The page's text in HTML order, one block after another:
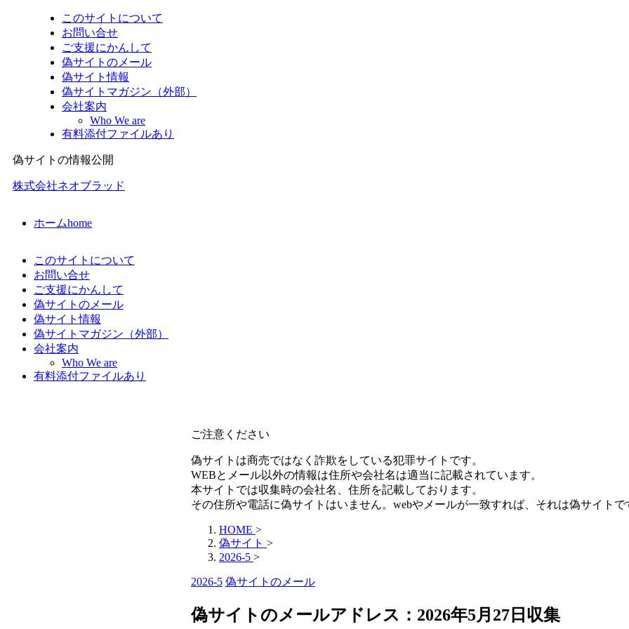
このサイトについて
お問い合せ
ご支援にかんして
偽サイトのメール
偽サイト情報
偽サイトマガジン（外部）
会社案内
Who We are
有料添付ファイルあり
偽サイトの情報公開
株式会社ネオブラッド
ホームhome
このサイトについて
お問い合せ
ご支援にかんして
偽サイトのメール
偽サイト情報
偽サイトマガジン（外部）
会社案内
Who We are
有料添付ファイルあり
ご注意ください
偽サイトは商売ではなく詐欺をしている犯罪サイトです。
WEBとメール以外の情報は住所や会社名は適当に記載されています。
本サイトでは収集時の会社名、住所を記載しております。
その住所や電話に偽サイトはいません。webやメールが一致すれば、それは偽サイトで
HOME >
偽サイト >
2026-5 >
2026-5 偽サイトのメール
偽サイトのメールアドレス：2026年5月27日収集